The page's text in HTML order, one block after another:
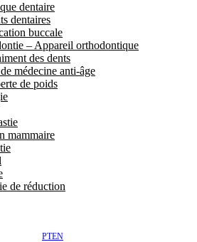
dentaire
dentaires
buccale
– Appareil orthodontique
des dents
médecine anti-âge
de poids
mammaire
de réduction
PTEN